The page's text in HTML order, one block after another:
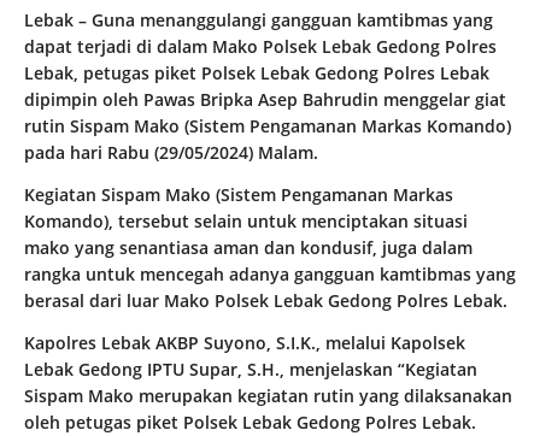
Lebak – Guna menanggulangi gangguan kamtibmas yang
dapat terjadi di dalam Mako Polsek Lebak Gedong Polres
Lebak, petugas piket Polsek Lebak Gedong Polres Lebak
dipimpin oleh Pawas Bripka Asep Bahrudin menggelar giat
rutin Sispam Mako (Sistem Pengamanan Markas Komando)
pada hari Rabu (29/05/2024) Malam.
Kegiatan Sispam Mako (Sistem Pengamanan Markas
Komando), tersebut selain untuk menciptakan situasi
mako yang senantiasa aman dan kondusif, juga dalam
rangka untuk mencegah adanya gangguan kamtibmas yang
berasal dari luar Mako Polsek Lebak Gedong Polres Lebak.
Kapolres Lebak AKBP Suyono, S.I.K., melalui Kapolsek
Lebak Gedong IPTU Supar, S.H., menjelaskan “Kegiatan
Sispam Mako merupakan kegiatan rutin yang dilaksanakan
oleh petugas piket Polsek Lebak Gedong Polres Lebak.